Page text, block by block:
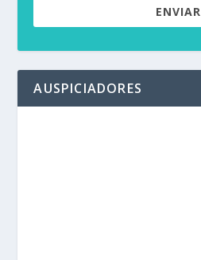
ENVIAR
AUSPICIADORES